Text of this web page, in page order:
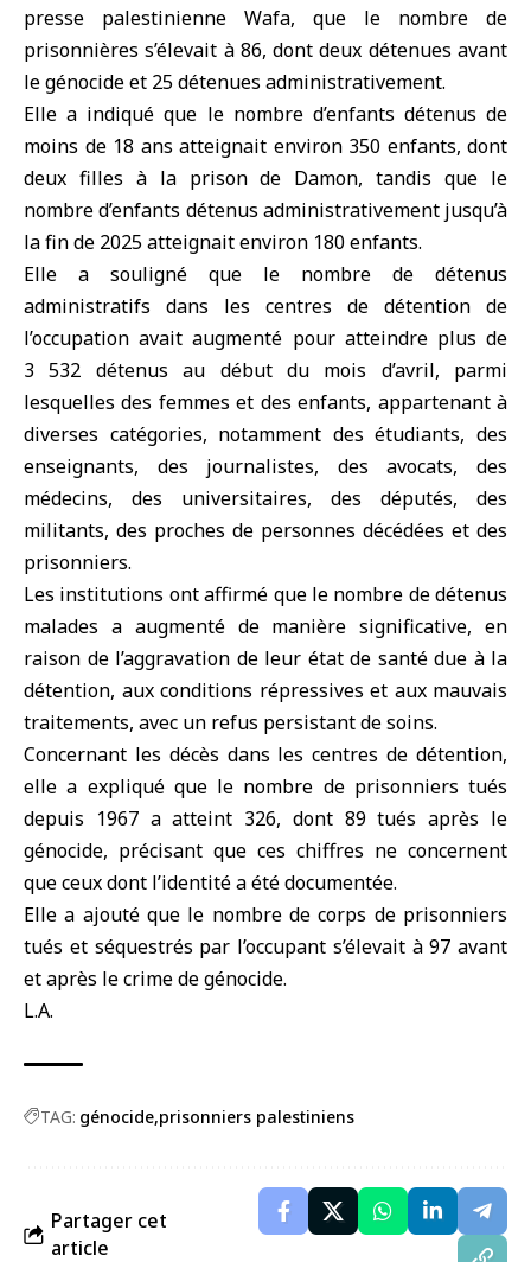
presse palestinienne Wafa, que le nombre de
prisonnières s’élevait à 86, dont deux détenues avant
legénocideet 25 détenues administrativement.
Elle a indiqué que le nombre d’enfants détenus de
moins de 18 ans atteignait environ 350 enfants, dont
deux filles à la prison de Damon, tandis que le
nombre d’enfants détenus administrativement jusqu’à
la fin de 2025 atteignait environ 180 enfants.
Elle a souligné que le nombre de détenus
administratifs dans les centres de détention de
l’occupation avait augmenté pour atteindre plus de
3 532 détenus au début du mois d’avril, parmi
lesquelles des femmes et des enfants, appartenant à
diverses catégories, notamment des étudiants, des
enseignants, des journalistes, des avocats, des
médecins, des universitaires, des députés, des
militants, des proches de personnes décédées et des
prisonniers.
Les institutions ont affirmé que le nombre de détenus
malades a augmenté de manière significative, en
raison de l’aggravation de leur état de santé due à la
détention, aux conditions répressives et aux mauvais
traitements, avec un refus persistant de soins.
Concernant les décès dans les centres de détention,
elle a expliqué que le nombre de prisonniers tués
depuis 1967 a atteint 326, dont 89 tués après le
génocide, précisant que ces chiffres ne concernent
que ceux dont l’identité a été documentée.
Elle a ajouté que le nombre de corps de prisonniers
tués et séquestrés par l’occupant s’élevait à 97 avant
et après le crime de génocide.
L.A.
TAG: génocide prisonniers palestiniens
Partager cet
article